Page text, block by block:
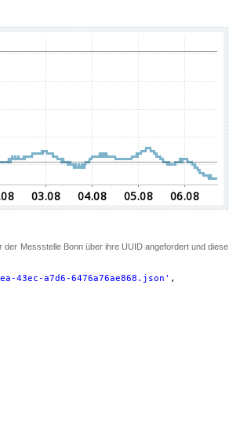
Messstelle Bonn über ihre UUID angefordert und diese
a7d6-6476a76ae868.json ' ,